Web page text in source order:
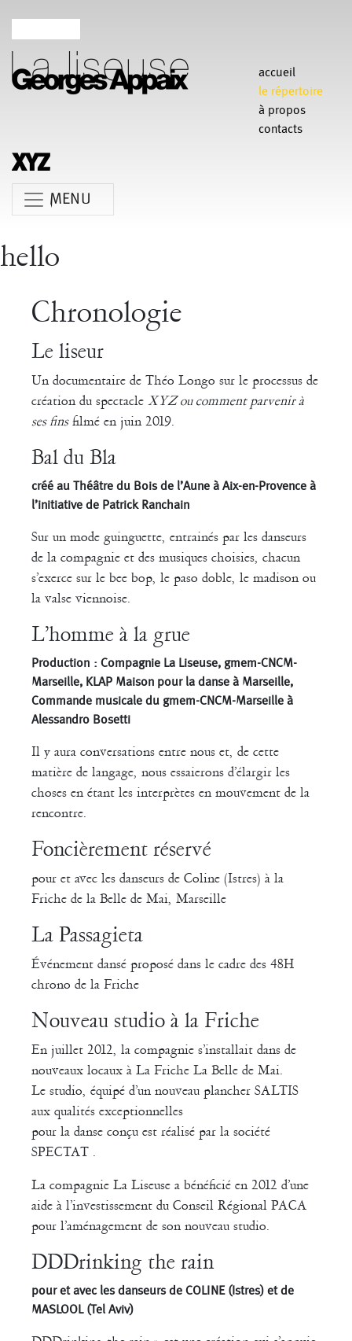
accueil
le répertoire
à propos
contacts
MENU
hello
Anne Le Batard
Carlotta Sagna
Chiara Gallerani Christian Rizzo
Eric Houzelot Fabio Barad Federica Tardito
Filipe Lourenco François Bouteau
François Combemorel
Frédéric Werlé
Georges Appaix
Gill Viandier Jean-Marc Fillet Jean-Pascal Gilly
Jean-Paul Bourel Jean-Pierre Larroche Julie Devigne
Laura Girotto Liliana Ferri
Marco Berrettini
Maria Eugenia Lopez Valenzuela
Maria Grazia Noce
Maud Le Pladec
Maxime Gomard
Melanie Venino
Michèle Prélonge
Muriel Corbel
Pascal Gobin
Pascale Cherblanc Pascale Luce
Sabine Macher
Séverine Bauvais
Stéphane Imbert
Valérie Brau-Antony
Chronologie
Le liseur
Un documentaire de Théo Longo sur le processus de
création du spectacle XYZ ou comment parvenir à
ses finsfilmé en juin 2019.
Bal du Bla
créé au Théâtre du Bois de l’Aune à Aix-en-Provence à
l’initiative de Patrick Ranchain
Sur un mode guinguette, entrainés par les danseurs
de la compagnie et des musiques choisies, chacun
s’exerce sur le bee bop, le paso doble, le madison ou
la valse viennoise.
L’homme à la grue
Production : Compagnie La Liseuse, gmem-CNCM-
Marseille, KLAP Maison pour la danse à Marseille,
Commande musicale du gmem-CNCM-Marseille à
Alessandro Bosetti
Il y aura conversations entre nous et, de cette
matière de langage, nous essaierons d’élargir les
choses en étant les interprètes en mouvement de la
rencontre.
Foncièrement réservé
pour et avec les danseurs de Coline (Istres) à la
Friche de la Belle de Mai, Marseille
La Passagieta
Événement dansé proposé dans le cadre des 48H
chrono de la Friche
Nouveau studio à la Friche
En juillet 2012, la compagnie s’installait dans de
nouveaux locaux à La Friche La Belle de Mai.
Le studio, équipé d’un nouveau plancher SALTIS
aux qualités exceptionnelles
pour la danse conçu est réalisé par la société
SPECTAT .
La compagnie La Liseuse a bénéficié en 2012 d’une
aide à l’investissement du Conseil Régional PACA
pour l’aménagement de son nouveau studio.
DDDrinking the rain
pour et avec les danseurs de COLINE (Istres) et de
MASLOOL (Tel Aviv)